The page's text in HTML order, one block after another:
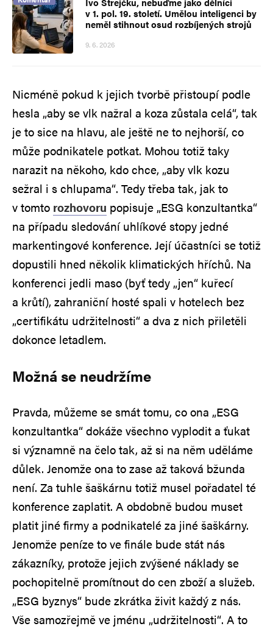
v 1. pol. 19. století. Umělou inteligenci by
neměl stihnout osud rozbíjených strojů
9. 6. 2026
Nicméně pokud k jejich tvorbě přistoupí podle
hesla „aby se vlk nažral a koza zůstala celá“, tak
je to sice na hlavu, ale ještě ne to nejhorší, co
může podnikatele potkat. Mohou totiž taky
narazit na někoho, kdo chce, „aby vlk kozu
sežral i s chlupama“. Tedy třeba tak, jak to
v tomto rozhovoru popisuje „ESG konzultantka“
na případu sledování uhlíkové stopy jedné
markentingové konference. Její účastníci se totiž
dopustili hned několik klimatických hříchů. Na
konferenci jedli maso (byť tedy „jen“ kuřecí
a krůtí), zahraniční hosté spali v hotelech bez
„certifikátu udržitelnosti“ a dva z nich přiletěli
dokonce letadlem.
Možná se neudržíme
Pravda, můžeme se smát tomu, co ona „ESG
konzultantka“ dokáže všechno vyplodit a ťukat
si významně na čelo tak, až si na něm uděláme
důlek. Jenomže ona to zase až taková bžunda
není. Za tuhle šaškárnu totiž musel pořadatel té
konference zaplatit. A obdobně budou muset
platit jiné firmy a podnikatelé za jiné šaškárny.
Jenomže peníze to ve finále bude stát nás
zákazníky, protože jejich zvýšené náklady se
pochopitelně promítnout do cen zboží a služeb.
„ESG byznys“ bude zkrátka živit každý z nás.
Vše samozřejmě ve jménu „udržitelnosti“. A to